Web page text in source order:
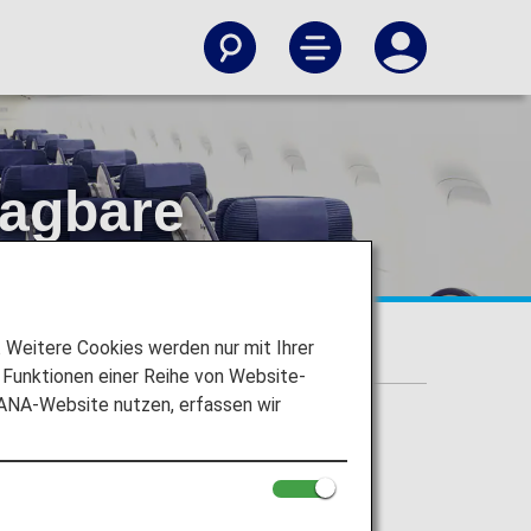
Anforderungen
Cookies werden nur mit Ihrer
einer Reihe von Website-
Website nutzen, erfassen wir